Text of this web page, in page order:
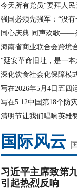
今天所有党员“要拜人
强国必须先强军：“没
同心庆典 同声欢歌——
海南省商业联合会跨境
“延安革命旧址，是一
深化饮食社会化保障模
写在2026年5月4日五四
写在5.12中国第18个防
清明节让我们唱响英雄
国际风云
习近平主席致第
引起热烈反响